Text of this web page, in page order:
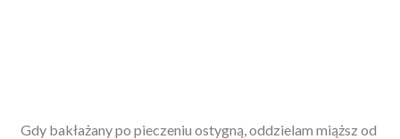
Gdy bakłażany po pieczeniu ostygną, oddzielam miąższ od